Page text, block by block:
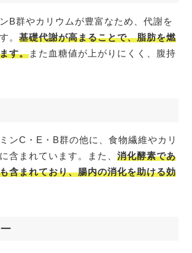
B群やカリウムが豊富なため、代謝を
。基礎代謝が高まることで、脂肪を燃
す。また血糖値が上がりにくく、腹持
ンC・E・B群の他に、食物繊維やカリ
含まれています。また、消化酵素であ
含まれており、腸内の消化を助ける効